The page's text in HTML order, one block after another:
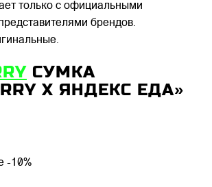
только с официальными
брендов.
СУМКА
X ЯНДЕКС ЕДА»
-10%